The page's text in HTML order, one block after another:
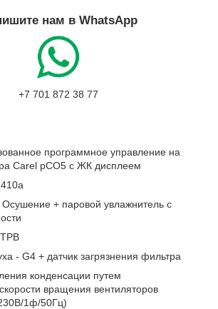
нам в WhatsApp
+7 701 872 38 77
программное управление на
Carel pCO5 с ЖК дисплеем
+ паровой увлажнитель с
ТРВ
- G4 + датчик загрязнения фильтра
конденсации путем
вращения вентиляторов
1ф/50Гц)